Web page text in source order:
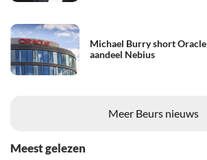
Michael Burry short
aandeel Nebius
Meer Beurs nieuws
Meest gelezen